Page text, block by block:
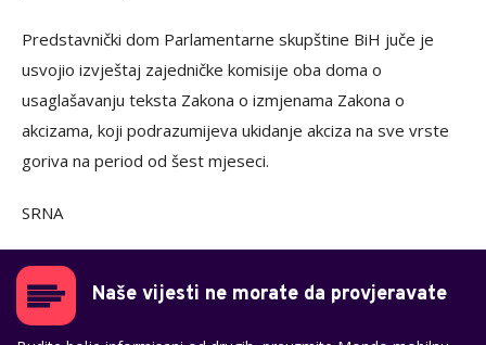
Predstavnički dom Parlamentarne skupštine BiH juče je
usvojio izvještaj zajedničke komisije oba doma o
usaglašavanju teksta Zakona o izmjenama Zakona o
akcizama, koji podrazumijeva ukidanje akciza na sve vrste
goriva na period od šest mjeseci.
SRNA
Naše vijesti ne morate da provjeravate